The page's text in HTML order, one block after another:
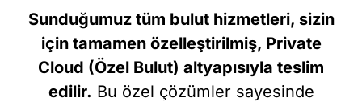
Sunduğumuz tüm bulut hizmetleri, sizin
için tamamen özelleştirilmiş, Private
Cloud (Özel Bulut) altyapısıyla teslim
edilir. Bu özel çözümler sayesinde